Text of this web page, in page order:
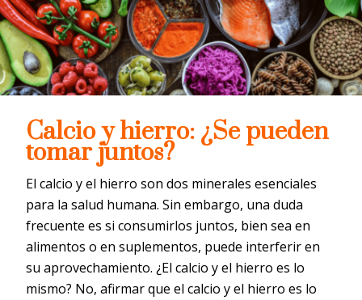
Calcio y hierro: ¿Se pueden
tomar juntos?
El calcio y el hierro son dos minerales esenciales
para la salud humana. Sin embargo, una duda
frecuente es si consumirlos juntos, bien sea en
alimentos o en suplementos, puede interferir en
su aprovechamiento. ¿El calcio y el hierro es lo
mismo? No, afirmar que el calcio y el hierro es lo